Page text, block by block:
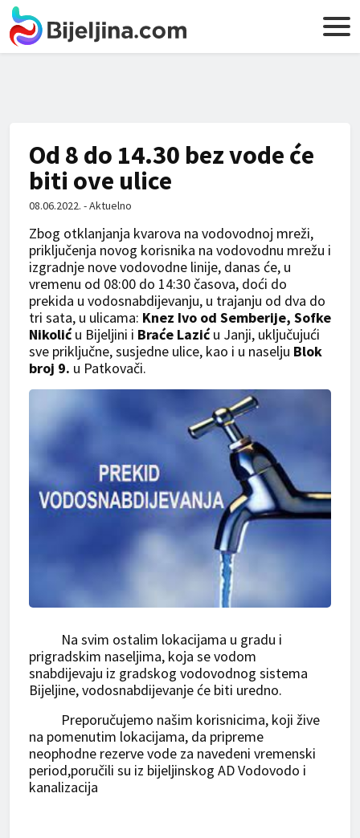
Od 8 do 14.30 bez vode će
biti ove ulice
08.06.2022. - Aktuelno
Zbog otklanjanja kvarova na vodovodnoj mreži,
priključenja novog korisnika na vodovodnu mrežu i
izgradnje nove vodovodne linije, danas će, u
vremenu od 08:00 do 14:30 časova, doći do
prekida u vodosnabdijevanju, u trajanju od dva do
tri sata, u ulicama: Knez Ivo od Semberije, Sofke
Nikoliću Bijeljini i Braće Laziću Janji, uključujući
sve priključne, susjedne ulice, kao i u naselju Blok
broj 9. u Patkovači.
Na svim ostalim lokacijama u gradu i
prigradskim naseljima, koja se vodom
snabdijevaju iz gradskog vodovodnog sistema
Bijeljine, vodosnabdijevanje će biti uredno.
Preporučujemo našim korisnicima, koji žive
na pomenutim lokacijama, da pripreme
neophodne rezerve vode za navedeni vremenski
period,poručili su iz bijeljinskog AD Vodovodo i
kanalizacija